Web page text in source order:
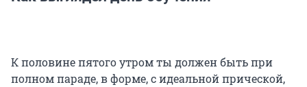
К половине пятого утром ты должен быть при
полном параде, в форме, с идеальной прической,